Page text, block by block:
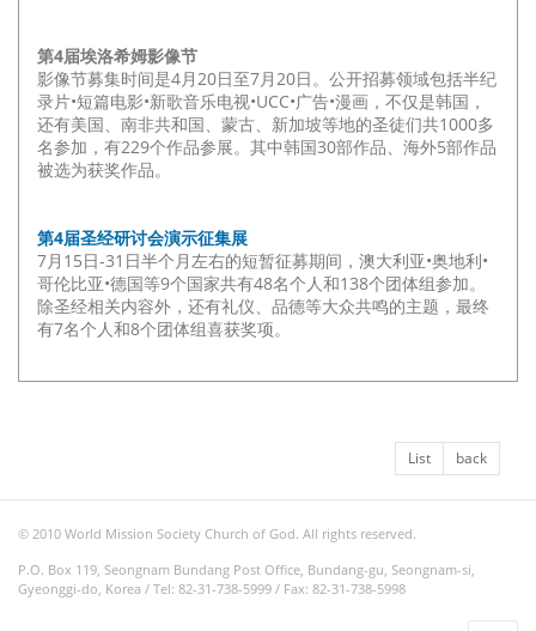
第4届埃洛希姆影像节
影像节募集时间是4月20日至7月20日。公开招募领域包括半纪
录片•短篇电影•新歌音乐电视•UCC•广告•漫画，不仅是韩国，
还有美国、南非共和国、蒙古、新加坡等地的圣徒们共1000多
名参加，有229个作品参展。其中韩国30部作品、海外5部作品
被选为获奖作品。
第4届圣经研讨会演示征集展
7月15日-31日半个月左右的短暂征募期间，澳大利亚•奥地利•
哥伦比亚•德国等9个国家共有48名个人和138个团体组参加。
除圣经相关内容外，还有礼仪、品德等大众共鸣的主题，最终
有7名个人和8个团体组喜获奖项。
List back
© 2010 World Mission Society Church of God. All rights reserved.
P.O. Box 119, Seongnam Bundang Post Office, Bundang-gu, Seongnam-si,
Gyeonggi-do, Korea / Tel: 82-31-738-5999 / Fax: 82-31-738-5998